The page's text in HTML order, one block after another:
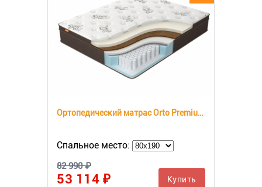
Ортопедический матрас Orto Premium Middle
Спальное место:
82 990 ₽
53 114 ₽ Купить